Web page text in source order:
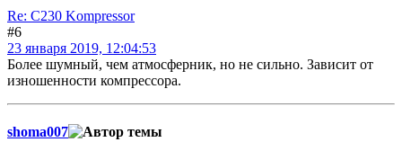
Re: C230 Kompressor
#6
23 января 2019, 12:04:53
Более шумный, чем атмосферник, но не сильно. Зависит от
изношенности компрессора.
shoma007